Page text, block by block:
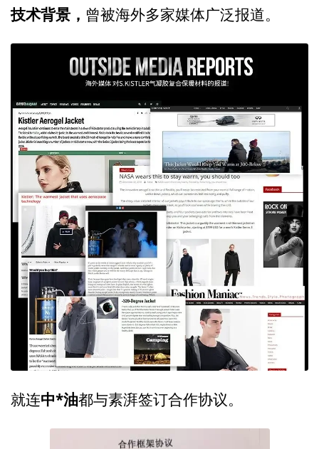
技术背景， 曾被海外多家媒体广泛报道。
就连中*油都与素湃签订合作协议。